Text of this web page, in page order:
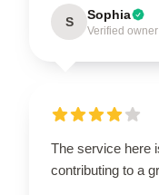
S Sophia
Verified owner
The service here
contributing to a